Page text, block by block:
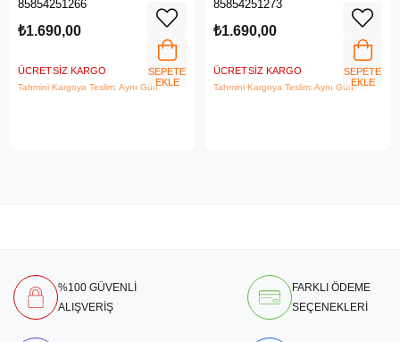
85854251266
₺1.690,00
ÜCRETSIZ KARGO
Tahmini Kargoya Teslim: Aynı Gün
SEPETE
EKLE
85854251273
₺1.690,00
ÜCRETSIZ KARGO
Tahmini Kargoya Teslim: Aynı Gün
SEPETE
EKLE
%100 GÜVENLİ
ALIŞVERİŞ
FARKLI ÖDEME
SEÇENEKLERİ